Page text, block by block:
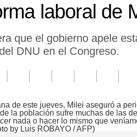
laboral de
que el gobierno apele
DNU en el Congreso.